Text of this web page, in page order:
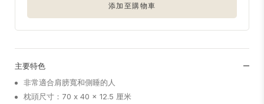
添加至購物車
主要特色
非常適合肩膀寬和側睡的人
枕頭尺寸：70 x 40 x 12.5 厘米